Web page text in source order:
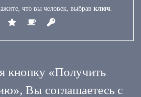
что вы человек, выбрав ключ
кнопку «Получить
Вы соглашаетесь c